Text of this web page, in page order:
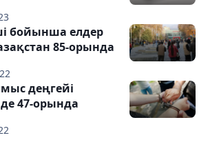
бойынша елдер
85-орында
деңгейі
47-орында